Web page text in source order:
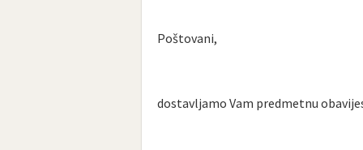
Poštovani,
dostavljamo Vam predmetnu